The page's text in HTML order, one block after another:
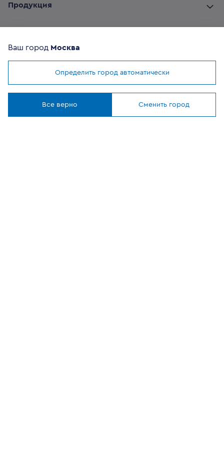
Мы используем cookies
Продукция
Где купить
Ваш город Москва
Определить город автоматически
Все верно Сменить город